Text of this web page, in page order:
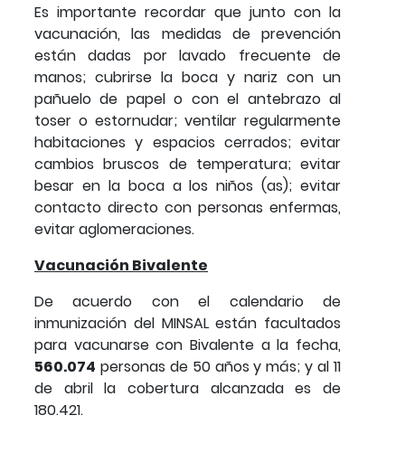
Es importante recordar que junto con la
vacunación, las medidas de prevención
están dadas por lavado frecuente de
manos; cubrirse la boca y nariz con un
pañuelo de papel o con el antebrazo al
toser o estornudar; ventilar regularmente
habitaciones y espacios cerrados; evitar
cambios bruscos de temperatura; evitar
besar en la boca a los niños (as); evitar
contacto directo con personas enfermas,
evitar aglomeraciones.
Vacunación Bivalente
De acuerdo con el calendario de
inmunización del MINSAL están facultados
para vacunarse con Bivalente a la fecha,
560.074 personas de 50 años y más; y al 11
de abril la cobertura alcanzada es de
180.421.